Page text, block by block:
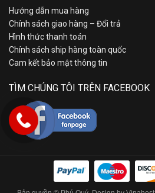
Hướng dẫn mua hàng
Chính sách giao hàng – Đổi trả
Hình thức thanh toán
Chính sách ship hàng toàn quốc
Cam kết bảo mật thông tin
TÌM CHÚNG TÔI TRÊN FACEBOOK